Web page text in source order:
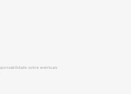
sobre eventuais